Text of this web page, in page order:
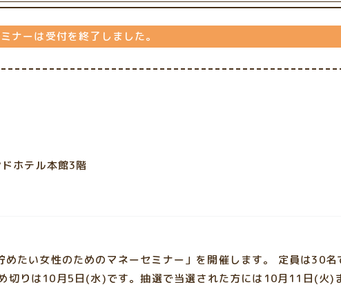
ナーは受付を終了しました。
ホテル本館3階
たい女性のためのマネーセミナー」を開催します。 定員は30名
切りは10月5日(水)です。抽選で当選された方には10月11日(火)